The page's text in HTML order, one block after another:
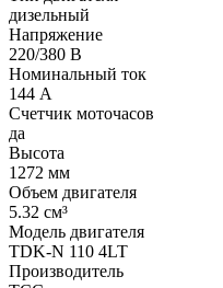
дизельный
Напряжение
220/380 В
Номинальный ток
144 А
Счетчик моточасов
да
Высота
1272 мм
Объем двигателя
5.32 см³
Модель двигателя
TDK-N 110 4LT
Производитель